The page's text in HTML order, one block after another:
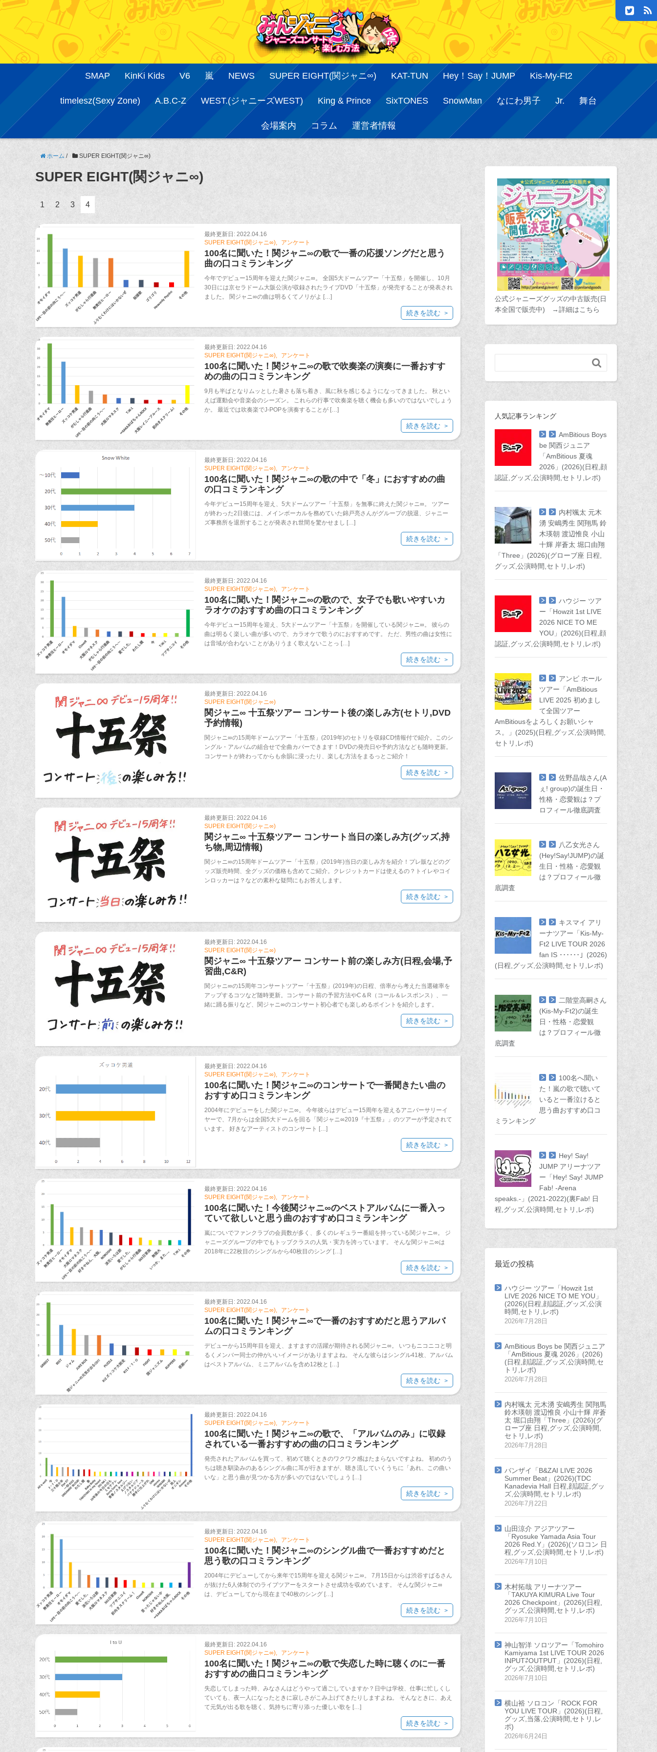
SMAP KinKi Kids V6 嵐 NEWS SUPER EIGHT(関ジャニ∞) KAT-TUN Hey！Say！JUMP Kis-My-Ft2
timelesz(Sexy Zone) A.B.C-Z WEST.(ジャニーズWEST) King & Prince SixTONES SnowMan なにわ男子 Jr. 舞台
会場案内 コラム 運営者情報
ホーム / SUPER EIGHT(関ジャニ∞)
SUPER EIGHT(関ジャニ∞)
1 2 3 4
最終更新日: 2022.04.16
SUPER EIGHT(関ジャニ∞)
アンケート
100名に聞いた！関ジャニ∞の歌で一番の応援ソングだと思う
曲の口コミランキング
今年でデビュー15周年を迎えた関ジャニ∞。 全国5大ドームツアー「十五祭」を開催し、10月
30日には京セラドーム大阪公演が収録されたライブDVD「十五祭」が発売することが発表され
ました。 関ジャニ∞の曲は明るくてノリがよ […]
続きを読む
最終更新日: 2022.04.16
SUPER EIGHT(関ジャニ∞)
アンケート
100名に聞いた！関ジャニ∞の歌で吹奏楽の演奏に一番おすす
めの曲の口コミランキング
9月も半ばとなりムッとした暑さも落ち着き、風に秋を感じるようになってきました。 秋とい
えば運動会や音楽会のシーズン。 これらの行事で吹奏楽を聴く機会も多いのではないでしょう
か。 最近では吹奏楽でJ-POPを演奏することが […]
続きを読む
最終更新日: 2022.04.16
SUPER EIGHT(関ジャニ∞)
アンケート
100名に聞いた！関ジャニ∞の歌の中で「冬」におすすめの曲
の口コミランキング
今年デビュー15周年を迎え、5大ドームツアー「十五祭」を無事に終えた関ジャニ∞。 ツアー
が終わった2日後には、メインボーカルを務めていた錦戸亮さんがグループの脱退、ジャニー
ズ事務所を退所することが発表され世間を驚かせまし […]
続きを読む
最終更新日: 2022.04.16
SUPER EIGHT(関ジャニ∞)
アンケート
100名に聞いた！関ジャニ∞の歌ので、女子でも歌いやすいカ
ラオケのおすすめ曲の口コミランキング
今年デビュー15周年を迎え、5大ドームツアー「十五祭」を開催している関ジャニ∞。 彼らの
曲は明るく楽しい曲が多いので、カラオケで歌うのにおすすめです。 ただ、男性の曲は女性に
は音域が合わないことがありうまく歌えないことっ […]
続きを読む
最終更新日: 2022.04.16
SUPER EIGHT(関ジャニ∞)
関ジャニ∞ 十五祭ツアー コンサート後の楽しみ方(セトリ,DVD
予約情報)
関ジャニ∞の15周年ドームツアー「十五祭」(2019年)のセトリを収録CD情報付で紹介。このシ
ングル・アルバムの組合せで全曲カバーできます！DVDの発売日や予約方法なども随時更新。
コンサートが終わってからも余韻に浸ったり、楽しむ方法をまるっとご紹介！
続きを読む
最終更新日: 2022.04.16
SUPER EIGHT(関ジャニ∞)
関ジャニ∞ 十五祭ツアー コンサート当日の楽しみ方(グッズ,持
ち物,周辺情報)
関ジャニ∞の15周年ドームツアー「十五祭」(2019年)当日の楽しみ方を紹介！プレ販などのグ
ッズ販売時間、全グッズの価格も含めてご紹介。クレジットカードは使えるの？トイレやコイ
ンロッカーは？などの素朴な疑問にもお答えします。
続きを読む
最終更新日: 2022.04.16
SUPER EIGHT(関ジャニ∞)
関ジャニ∞ 十五祭ツアー コンサート前の楽しみ方(日程,会場,予
習曲,C&R)
関ジャニ∞の15周年コンサートツアー「十五祭」(2019年)の日程、倍率から考えた当選確率を
アップするコツなど随時更新。コンサート前の予習方法やC＆R（コール＆レスポンス）、一
緒に踊る振りなど、関ジャニ∞のコンサート初心者でも楽しめるポイントを紹介します。
続きを読む
最終更新日: 2022.04.16
SUPER EIGHT(関ジャニ∞)
アンケート
100名に聞いた！関ジャニ∞のコンサートで一番聞きたい曲の
おすすめ口コミランキング
2004年にデビューをした関ジャニ∞。 今年彼らはデビュー15周年を迎えるアニバーサリーイ
ヤーで、7月からは全国5大ドームを回る「関ジャニ∞2019『十五祭』」のツアーが予定されて
います。 好きなアーティストのコンサート […]
続きを読む
最終更新日: 2022.04.16
SUPER EIGHT(関ジャニ∞)
アンケート
100名に聞いた！今後関ジャニ∞のベストアルバムに一番入っ
ていて欲しいと思う曲のおすすめ口コミランキング
嵐についでファンクラブの会員数が多く、多くのレギュラー番組を持っている関ジャニ∞。 ジ
ャニーズグループの中でもトップクラスの人気・実力を誇っています。 そんな関ジャニ∞は
2018年に22枚目のシングルから40枚目のシング […]
続きを読む
最終更新日: 2022.04.16
SUPER EIGHT(関ジャニ∞)
アンケート
100名に聞いた！関ジャニ∞で一番のおすすめだと思うアルバ
ムの口コミランキング
デビューから15周年目を迎え、ますますの活躍が期待される関ジャニ∞。 いつもニコニコと明
るくメンバー同士の仲がいいイメージがありますよね。 そんな彼らはシングル41枚、アルバム
はベストアルバム、ミニアルバムを含め12枚と […]
続きを読む
最終更新日: 2022.04.16
SUPER EIGHT(関ジャニ∞)
アンケート
100名に聞いた！関ジャニ∞の歌で、「アルバムのみ」に収録
されている一番おすすめの曲の口コミランキング
発売されたアルバムを買って、初めて聴くときのワクワク感はたまらないですよね。 初めのう
ちは聴き馴染みのあるシングル曲に耳が行きますが、聴き流していくうちに「あれ、この曲い
いな」と思う曲が見つかる方が多いのではないでしょう […]
続きを読む
最終更新日: 2022.04.16
SUPER EIGHT(関ジャニ∞)
アンケート
100名に聞いた！関ジャニ∞のシングル曲で一番おすすめだと
思う歌の口コミランキング
2004年にデビューしてから来年で15周年を迎える関ジャニ∞。 7月15日からは渋谷すばるさん
が抜けた6人体制でのライブツアーをスタートさせ成功を収めています。 そんな関ジャニ∞
は、デビューしてから現在まで40枚のシング […]
続きを読む
最終更新日: 2022.04.16
SUPER EIGHT(関ジャニ∞)
アンケート
100名に聞いた！関ジャニ∞の歌で失恋した時に聴くのに一番
おすすめの曲口コミランキング
失恋してしまった時、みなさんはどうやって過ごしていますか？日中は学校、仕事に忙しくし
ていても、夜一人になったときに寂しさがこみ上げてきたりしますよね。 そんなときに、あえ
て元気が出る歌を聴く、気持ちに寄り添った優しい歌を […]
続きを読む
公式ジャニーズグッズの中古販売(日
本全国で販売中) →詳細はこちら

人気記事ランキング
AmBitious Boys
be 関西ジュニア
「AmBitious 夏魂
2026」(2026)(日程,顔
認証,グッズ,公演時間,セトリ,レポ)
内村颯太 元木
湧 安嶋秀生 関翔馬 鈴
木瑛朝 渡辺惟良 小山
十輝 岸蒼太 堀口由翔
「Three」(2026)(グローブ座 日程,
グッズ,公演時間,セトリ,レポ)
ハウジー ツア
ー「Howzit 1st LIVE
2026 NICE TO ME
YOU」(2026)(日程,顔
認証,グッズ,公演時間,セトリ,レポ)
アンビ ホール
ツアー「AmBitious
LIVE 2025 初めまし
て全国ツアー
AmBitiousをよろしくお願いシャ
ス。」(2025)(日程,グッズ,公演時間,
セトリ,レポ)
佐野晶哉さん(A
ぇ! group)の誕生日・
性格・恋愛観は？プ
ロフィール徹底調査
八乙女光さん
(Hey!Say!JUMP)の誕
生日・性格・恋愛観
は？プロフィール徹
底調査
キスマイ アリ
ーナツアー「Kis-My-
Ft2 LIVE TOUR 2026
fan IS ･･････」(2026)
(日程,グッズ,公演時間,セトリ,レポ)
二階堂高嗣さん
(Kis-My-Ft2)の誕生
日・性格・恋愛観
は？プロフィール徹
底調査
100名へ聞い
た！嵐の歌で聴いて
いると一番泣けると
思う曲おすすめ口コ
ミランキング
Hey! Say!
JUMP アリーナツア
ー「Hey! Say! JUMP
Fab! -Arena
speaks.-」(2021-2022)(裏Fab! 日
程,グッズ,公演時間,セトリ,レポ)
最近の投稿
ハウジー ツアー「Howzit 1st
LIVE 2026 NICE TO ME YOU」
(2026)(日程,顔認証,グッズ,公演
時間,セトリ,レポ)
2026年7月28日
AmBitious Boys be 関西ジュニア
「AmBitious 夏魂 2026」(2026)
(日程,顔認証,グッズ,公演時間,セ
トリ,レポ)
2026年7月28日
内村颯太 元木湧 安嶋秀生 関翔馬
鈴木瑛朝 渡辺惟良 小山十輝 岸蒼
太 堀口由翔「Three」(2026)(グ
ローブ座 日程,グッズ,公演時間,
セトリ,レポ)
2026年7月28日
バンザイ「B&ZAI LIVE 2026
Summer Beat」(2026)(TDC
Kanadevia Hall 日程,顔認証,グッ
ズ,公演時間,セトリ,レポ)
2026年7月22日
山田涼介 アジアツアー
「Ryosuke Yamada Asia Tour
2026 Red.Y」(2026)(ソロコン 日
程,グッズ,公演時間,セトリ,レポ)
2026年7月10日
木村拓哉 アリーナツアー
「TAKUYA KIMURA Live Tour
2026 Checkpoint」(2026)(日程,
グッズ,公演時間,セトリ,レポ)
2026年7月10日
神山智洋 ソロツアー「Tomohiro
Kamiyama 1st LIVE TOUR 2026
INPUT⇄OUTPUT」(2026)(日程,
グッズ,公演時間,セトリ,レポ)
2026年7月10日
横山裕 ソロコン「ROCK FOR
YOU LIVE TOUR」(2026)(日程,
グッズ,当落,公演時間,セトリ,レ
ポ)
2026年6月24日